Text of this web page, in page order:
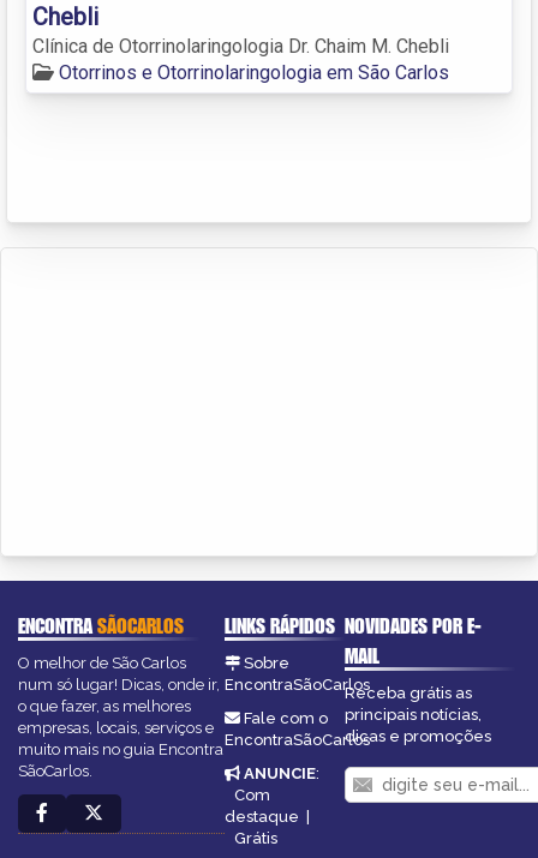
Chebli
Clínica de Otorrinolaringologia Dr. Chaim M. Chebli
Otorrinos e Otorrinolaringologia em São Carlos
ENCONTRASÃOCARLOS
O melhor de São Carlos
num só lugar! Dicas, onde ir,
o que fazer, as melhores
empresas, locais, serviços e
muito mais no guia Encontra
SãoCarlos.
LINKS RÁPIDOS
Sobre
EncontraSãoCarlos
Fale com o
EncontraSãoCarlos
ANUNCIE:
Com
destaque |
Grátis
NOVIDADES POR E-
MAIL
Receba grátis as
principais notícias,
dicas e promoções